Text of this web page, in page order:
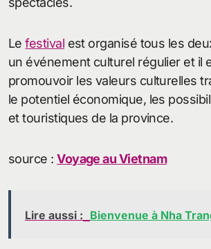
Lefestival est organisé tous les
un événement culturel régulier et il
promouvoir les valeurs culturelles
le potentiel économique, les
et touristiques de la province.
source :Voyage au Vietnam
Lire aussi : Bienvenue à Nha